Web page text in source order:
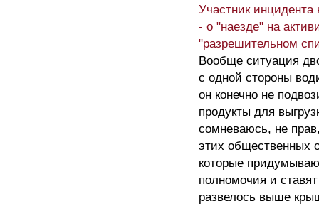
Участник инцидента
- о "наезде" на
"разрешительном
Вообще ситуация
с одной стороны
он конечно не
продукты для
сомневаюсь, не
этих общественных
которые
полномочия и
развелось выше